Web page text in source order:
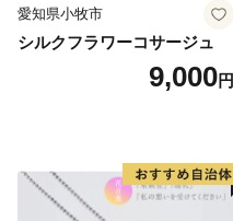
愛知県小牧市
シルクフラワーコサージュ
9,000円